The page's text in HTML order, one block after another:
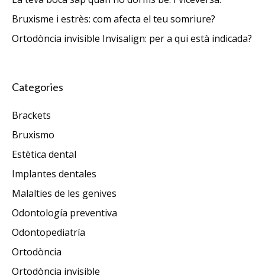
Bruxisme i estrès: com afecta el teu somriure?
Ortodòncia invisible Invisalign: per a qui està indicada?
Categories
Brackets
Bruxismo
Estètica dental
Implantes dentales
Malalties de les genives
Odontología preventiva
Odontopediatría
Ortodòncia
Ortodòncia invisible